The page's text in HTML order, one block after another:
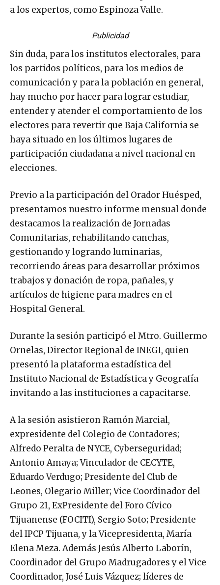
a los expertos, como Espinoza Valle.
Publicidad
Sin duda, para los institutos electorales, para
los partidos políticos, para los medios de
comunicación y para la población en general,
hay mucho por hacer para lograr estudiar,
entender y atender el comportamiento de los
electores para revertir que Baja California se
haya situado en los últimos lugares de
participación ciudadana a nivel nacional en
elecciones.
Previo a la participación del Orador Huésped,
presentamos nuestro informe mensual donde
destacamos la realización de Jornadas
Comunitarias, rehabilitando canchas,
gestionando y logrando luminarias,
recorriendo áreas para desarrollar próximos
trabajos y donación de ropa, pañales, y
artículos de higiene para madres en el
Hospital General.
Durante la sesión participó el Mtro. Guillermo
Ornelas, Director Regional de INEGI, quien
presentó la plataforma estadística del
Instituto Nacional de Estadística y Geografía
invitando a las instituciones a capacitarse.
A la sesión asistieron Ramón Marcial,
expresidente del Colegio de Contadores;
Alfredo Peralta de NYCE, Cyberseguridad;
Antonio Amaya; Vinculador de CECYTE,
Eduardo Verdugo; Presidente del Club de
Leones, Olegario Miller; Vice Coordinador del
Grupo 21, ExPresidente del Foro Cívico
Tijuanense (FOCITI), Sergio Soto; Presidente
del IPCP Tijuana, y la Vicepresidenta, María
Elena Meza. Además Jesús Alberto Laborín,
Coordinador del Grupo Madrugadores y el Vice
Coordinador, José Luis Vázquez; líderes de